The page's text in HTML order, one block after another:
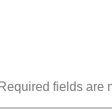
Required fields are